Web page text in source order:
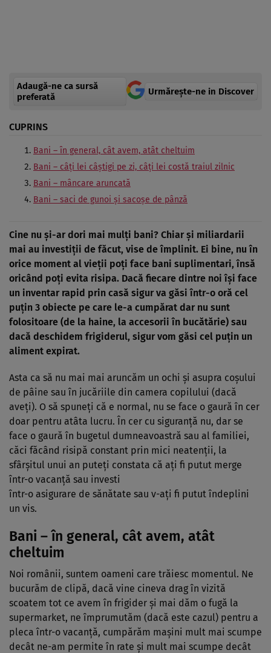
Adaugă-ne ca sursă
preferată
Urmărește-ne in Discover
CUPRINS
Bani – în general, cât avem, atât cheltuim
Bani – câţi lei câştigi pe zi, câţi lei costă traiul zilnic
Bani – mâncare aruncată
Bani – saci de gunoi şi sacoşe de pânză
Cine nu şi-ar dori mai mulţi bani? Chiar şi miliardarii
mai au investiţii de făcut, vise de împlinit. Ei bine, nu în
orice moment al vieţii poţi face bani suplimentari, însă
oricând poţi evita risipa. Dacă fiecare dintre noi îşi face
un inventar rapid prin casă sigur va găsi într-o oră cel
puţin 3 obiecte pe care le-a cumpărat dar nu sunt
folositoare (de la haine, la accesorii în bucătărie) sau
dacă deschidem frigiderul, sigur vom găsi cel puţin un
aliment expirat.
Asta ca să nu mai mai aruncăm un ochi şi asupra coşului
de pâine sau în jucăriile din camera copilului (dacă
aveţi). O să spuneţi că e normal, nu se face o gaură în cer
doar pentru atâta lucru. În cer cu siguranţă nu, dar se
face o gaură în bugetul dumneavoastră sau al familiei,
căci făcând risipă constant prin mici neatenţii, la
sfârşitul unui an puteţi constata că aţi fi putut merge
într-o vacanţă sau investi
într-o asigurare de sănătate sau v-aţi fi putut îndeplini
un vis.
Bani – în general, cât avem, atât
cheltuim
Noi românii, suntem oameni care trăiesc momentul. Ne
bucurăm de clipă, dacă vine cineva drag în vizită
scoatem tot ce avem în frigider şi mai dăm o fugă la
supermarket, ne împrumutăm (dacă este cazul) pentru a
pleca într-o vacanţă, cumpărăm maşini mult mai scumpe
decât ne-am permite în rate şi mult mai scumpe decât